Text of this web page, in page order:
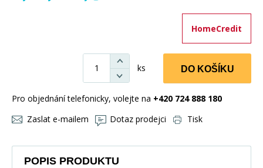
HomeCredit
ks DO KOŠÍKU
Pro objednání telefonicky, volejte na +420 724 888 180
Zaslat e-mailem
Dotaz prodejci Tisk
POPIS PRODUKTU